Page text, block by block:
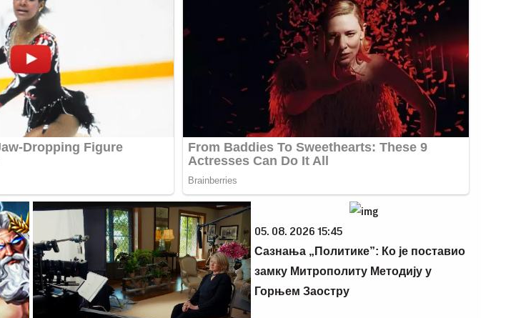
05. 08. 2026 15:45
Сазнања „Политике”: Ко је поставио
замку Митрополиту Методију у
Горњем Заостру